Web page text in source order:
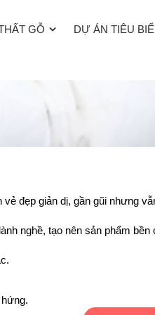
GỖ DỰ ÁN TIÊU
đẹp giản dị, gần gũi nhưng
nghề, tạo nên sản phẩm bền